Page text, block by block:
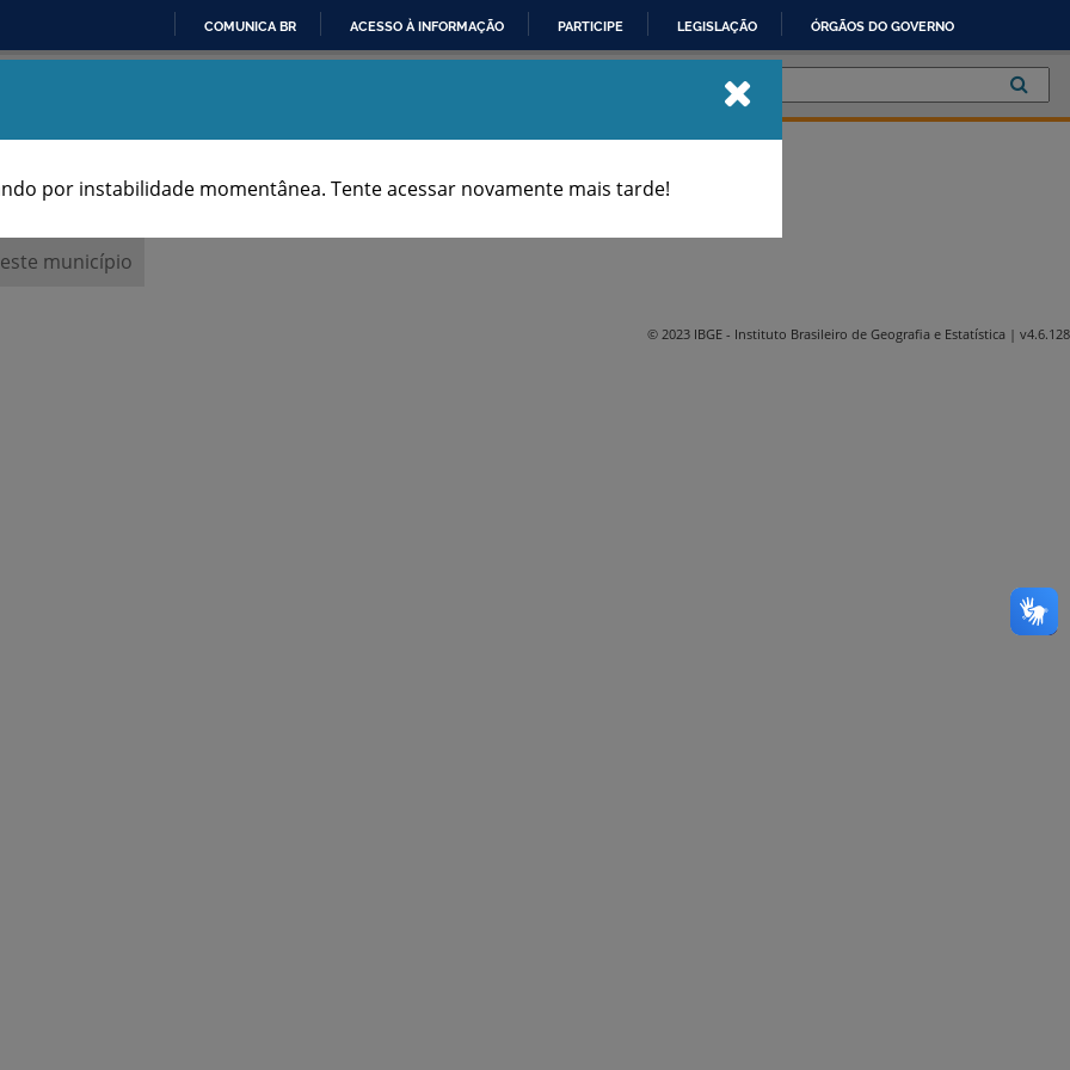
IR
CONTEÚDO
COMUNICA BR ACESSO À INFORMAÇÃO PARTICIPE LEGISLAÇÃO ÓRGÃOS DO GOVERNO
por instabilidade momentânea. Tente acessar novamente mais tarde!
município
© 2023 IBGE - Instituto Brasileiro de Geografia e Estatística | v4.6.128